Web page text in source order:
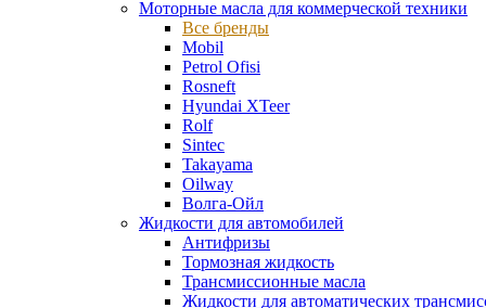
Моторные масла для коммерческой техники
Все бренды
Mobil
Petrol Ofisi
Rosneft
Hyundai XTeer
Rolf
Sintec
Takayama
Oilway
Волга-Ойл
Жидкости для автомобилей
Антифризы
Тормозная жидкость
Трансмиссионные масла
Жидкости для автоматических